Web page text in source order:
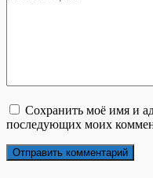
Сохранить моё имя и
последующих моих